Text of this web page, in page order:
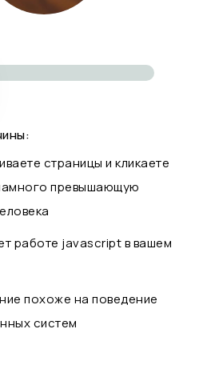
страницы и кликаете
превышающую
работе javascript в вашем
похоже на поведение
систем